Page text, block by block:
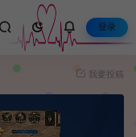
登录
我要投稿